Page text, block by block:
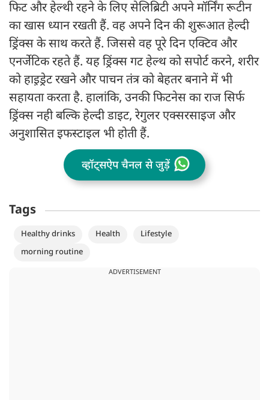
फिट और हेल्थी रहने के लिए सेलिब्रिटी अपने मॉर्निंग रूटीन
का खास ध्यान रखती हैं. वह अपने दिन की शुरूआत हेल्दी
ड्रिंक्स के साथ करते हैं. जिससे वह पूरे दिन एक्टिव और
एनर्जेटिक रहते हैं. यह ड्रिंक्स गट हेल्थ को सपोर्ट करने, शरीर
को हाइ़ड्रेट रखने और पाचन तंत्र को बेहतर बनाने में भी
सहायता करता है. हालांकि, उनकी फिटनेस का राज सिर्फ
ड्रिंक्स नही बल्कि हेल्दी डाइट, रेगुलर एक्सरसाइज और
अनुशासित इफस्टाइल भी होती हैं.
व्हॉट्सऐप चैनल से जुड़ें
Tags
Healthy drinks Health
Lifestyle
morning routine
ADVERTISEMENT